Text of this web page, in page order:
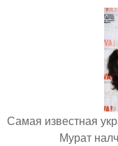
Самая известная
Мурат